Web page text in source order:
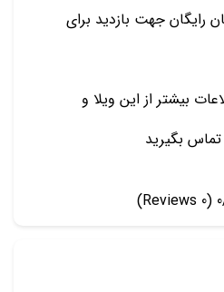
رایگان جهت بازدید برای
بیشتر از این ویلا و
بگیرید
(0 Reviews)